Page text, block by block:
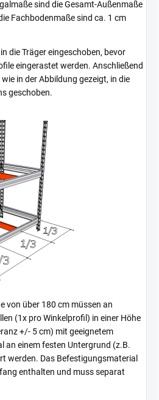
sind die Gesamt-Außenmaße
Fachbodenmaße sind ca. 1 cm
die Träger eingeschoben, bevor
eingerastet werden. Anschließend
in der Abbildung gezeigt, in die
geschoben.
von über 180 cm müssen an
(1x pro Winkelprofil) in einer Höhe
+/- 5 cm) mit geeignetem
an einem festen Untergrund (z.B.
werden. Das Befestigungsmaterial
enthalten und muss separat